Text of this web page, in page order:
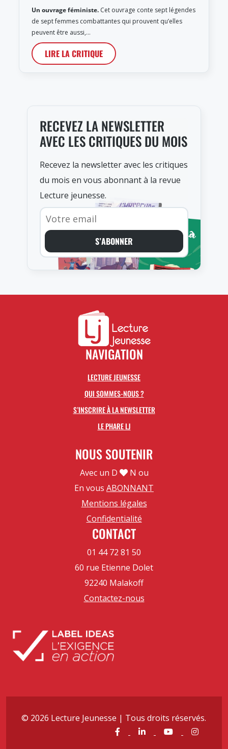
Un ouvrage féministe. Cet ouvrage conte sept légendes
de sept femmes combattantes qui prouvent qu’elles
peuvent être aussi,…
LIRE LA CRITIQUE
RECEVEZ LA NEWSLETTER
AVEC LES CRITIQUES DU MOIS
Recevez la newsletter avec les critiques
du mois en vous abonnant à la revue
Lecture jeunesse.
S’ABONNER
NAVIGATION
LECTURE JEUNESSE
QUI SOMMES-NOUS ?
S’INSCRIRE À LA NEWSLETTER
LE PHARE LJ
NOUS SOUTENIR
Avec un D
N ou
En vous ABONNANT
Mentions légales
Confidentialité
CONTACT
01 44 72 81 50
60 rue Etienne Dolet
92240 Malakoff
Contactez-nous
© 2026 Lecture Jeunesse | Tous droits réservés.